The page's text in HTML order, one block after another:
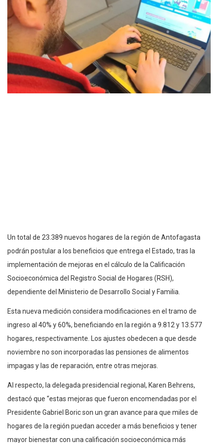
Un total de 23.389 nuevos hogares de la región de Antofagasta
podrán postular a los beneficios que entrega el Estado, tras la
implementación de mejoras en el cálculo de la Calificación
Socioeconómica del Registro Social de Hogares (RSH),
dependiente del Ministerio de Desarrollo Social y Familia.
Esta nueva medición considera modificaciones en el tramo de
ingreso al 40% y 60%, beneficiando en la región a 9.812 y 13.577
hogares, respectivamente. Los ajustes obedecen a que desde
noviembre no son incorporadas las pensiones de alimentos
impagas y las de reparación, entre otras mejoras.
Al respecto, la delegada presidencial regional, Karen Behrens,
destacó que “estas mejoras que fueron encomendadas por el
Presidente Gabriel Boric son un gran avance para que miles de
hogares de la región puedan acceder a más beneficios y tener
mayor bienestar con una calificación socioeconómica más